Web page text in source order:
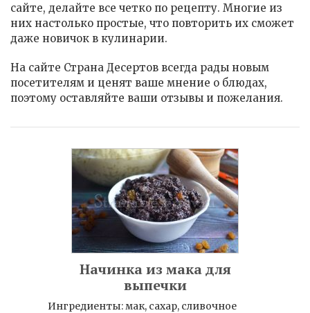
сайте, делайте все четко по рецепту. Многие из
них настолько простые, что повторить их сможет
даже новичок в кулинарии.
На сайте Страна Десертов всегда рады новым
посетителям и ценят ваше мнение о блюдах,
поэтому оставляйте ваши отзывы и пожелания.
Начинка из мака для
выпечки
Ингредиенты: мак, сахар, сливочное